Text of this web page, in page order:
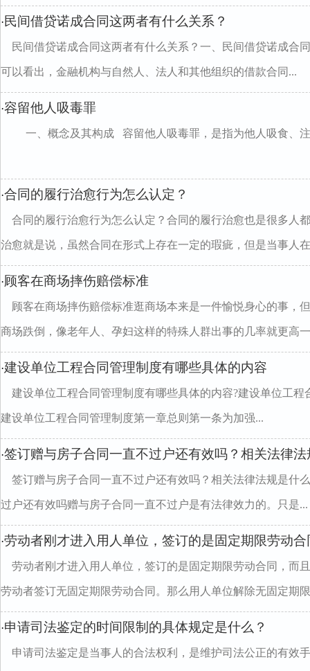
· 民间借贷诺成合同这两者有什么关系？
民间借贷诺成合同这两者有什么关系？一、民间借贷诺成合
可以看出，金融机构与自然人、法人和其他组织的借款合同...
·容留他人吸毒罪
一、概念及其构成 容留他人吸毒罪，是指为他人吸食、
·合同的履行治愈行为怎么认定？
合同的履行治愈行为怎么认定？合同的履行治愈也是很多人
治愈就是说，虽然合同在形式上存在一定的瑕疵，但是当事人
·顾客在商场摔伤赔偿标准
顾客在商场摔伤赔偿标准逛商场本来是一件愉悦身心的事，
商场跌倒，像老年人、孕妇这样的特殊人群出事的几率就更高
·建设单位工程合同管理制度有哪些具体的内容
建设单位工程合同管理制度有哪些具体的内容?建设单位工程
建设单位工程合同管理制度第一章总则第一条为加强...
·签订赠与房子合同一直不过户还有效吗？相关法律
签订赠与房子合同一直不过户还有效吗？相关法律法规是什
过户还有效吗赠与房子合同一直不过户是有法律效力的。只是...
·劳动者刚才进入用人单位，签订的是固定期限劳动
劳动者刚才进入用人单位，签订的是固定期限劳动合同，而
劳动者签订无固定期限劳动合同。那么用人单位解除无固定期
·申请司法鉴定的时间限制的具体规定是什么？
申请司法鉴定是当事人的合法权利，是维护司法公正的有效